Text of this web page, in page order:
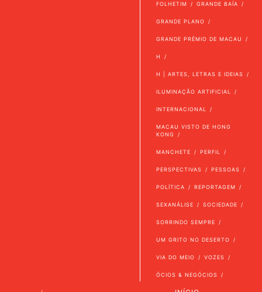
FOLHETIM GRANDE BAÍA
GRANDE PLANO
GRANDE PRÉMIO DE MACAU
H
H | ARTES, LETRAS E IDEIAS
ILUMINAÇÃO ARTIFICIAL
INTERNACIONAL
MACAU VISTO DE HONG
KONG
MANCHETE PERFIL
PERSPECTIVAS PESSOAS
POLÍTICA REPORTAGEM
SEXANÁLISE SOCIEDADE
SORRINDO SEMPRE
UM GRITO NO DESERTO
VIA DO MEIO VOZES
ÓCIOS & NEGÓCIOS